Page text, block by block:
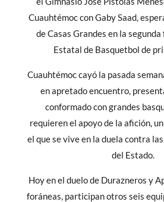
Cuauhtémoc con Gaby Saad,
de Casas Grandes en la
Estatal de Basquetbol de
Cuauhtémoc cayó la pasada
en apretado encuentro,
conformado con grandes
requieren el apoyo de la afición,
el que se vive en la duela contra
del Estado.
Hoy en el duelo de Durazneros y
foráneas, participan otros seis